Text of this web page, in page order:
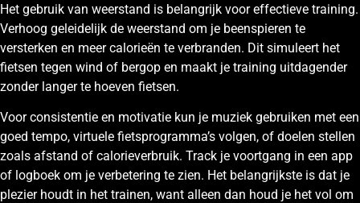
Het gebruik van weerstand is belangrijk voor effectieve training.
Verhoog geleidelijk de weerstand om je beenspieren te
versterken en meer calorieën te verbranden. Dit simuleert het
fietsen tegen wind of bergop en maakt je training uitdagender
zonder langer te hoeven fietsen.
Voor consistentie en motivatie kun je muziek gebruiken met een
goed tempo, virtuele fietsprogramma’s volgen, of doelen stellen
zoals afstand of calorieverbruik. Track je voortgang in een app
of logboek om je verbetering te zien. Het belangrijkste is dat je
plezier houdt in het trainen, want alleen dan houd je het vol om